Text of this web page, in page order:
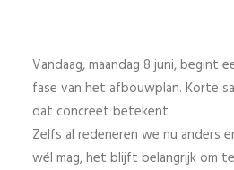
Vandaag, maandag 8 juni, begint
fase van het afbouwplan. Korte
dat concreet betekent
Zelfs al redeneren we nu anders
wél mag, het blijft belangrijk om